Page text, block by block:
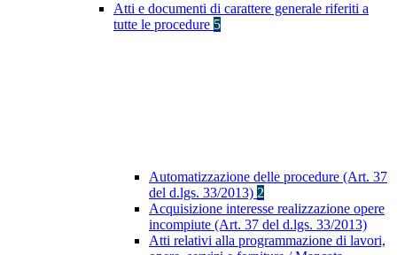
Atti e documenti di carattere generale riferiti a
tutte le procedure 5
Automatizzazione delle procedure (Art. 37
del d.lgs. 33/2013) 2
Acquisizione interesse realizzazione opere
incompiute (Art. 37 del d.lgs. 33/2013)
Atti relativi alla programmazione di lavori,